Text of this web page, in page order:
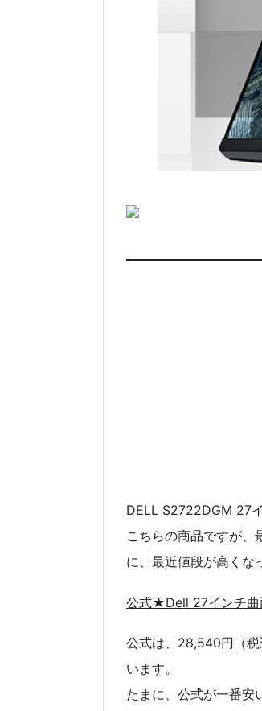
DELL S2722DGM 27
こちらの商品ですが
に、最近値段が高くな
公式★Dell 27インチ曲
公式は、28,540円（
います。
たまに、公式が一番安